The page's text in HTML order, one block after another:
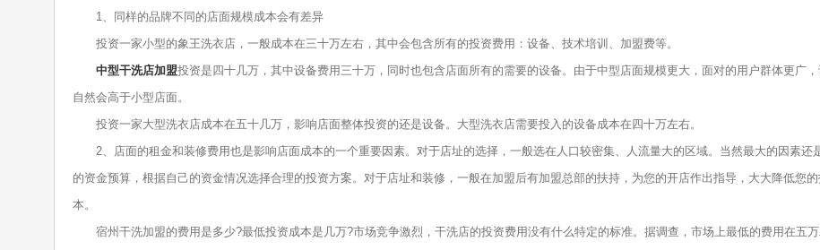
1、同样的品牌不同的店面规模成本会有差异
投资一家小型的象王洗衣店，一般成本在三十万左右，其中会包含所有的投资费用：设备、技术培训、加盟费等。
中型干洗店加盟投资是四十几万，其中设备费用三十万，同时也包含店面所有的需要的设备。由于中型店面规模更大，面对的用户群体更广，
自然会高于小型店面。
投资一家大型洗衣店成本在五十几万，影响店面整体投资的还是设备。大型洗衣店需要投入的设备成本在四十万左右。
2、店面的租金和装修费用也是影响店面成本的一个重要因素。对于店址的选择，一般选在人口较密集、人流量大的区域。当然最大的因素还
的资金预算，根据自己的资金情况选择合理的投资方案。对于店址和装修，一般在加盟后有加盟总部的扶持，为您的开店作出指导，大大降低您
本。
宿州干洗加盟的费用是多少?最低投资成本是几万?市场竞争激烈，干洗店的投资费用没有什么特定的标准。据调查，市场上最低的费用在五